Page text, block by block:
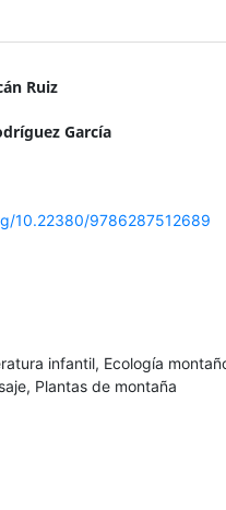
Ruiz
García
10.22380/9786287512689
infantil, Ecología
Plantas de montaña